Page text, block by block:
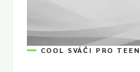
COOL SVÁČI PRO